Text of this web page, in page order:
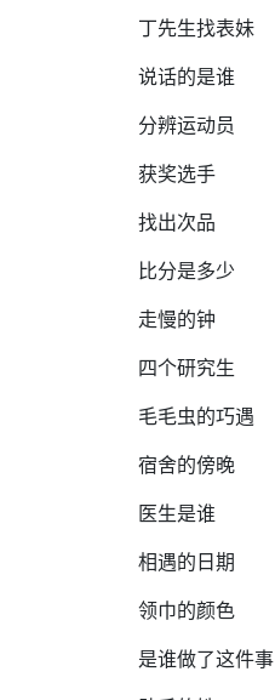
丁先生找表妹
说话的是谁
分辨运动员
获奖选手
找出次品
比分是多少
走慢的钟
四个研究生
毛毛虫的巧遇
宿舍的傍晚
医生是谁
相遇的日期
领巾的颜色
是谁做了这件事